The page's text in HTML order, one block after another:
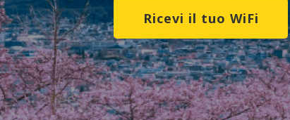
Ricevi il tuo WiFi